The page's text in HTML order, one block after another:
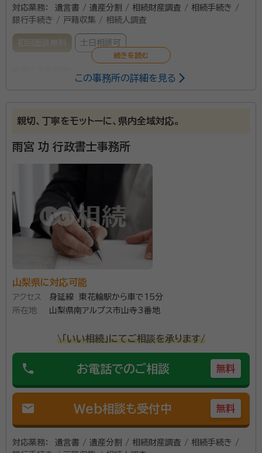
対応業務：
遺言書 / 遺産分割 / 相続財産調査 / 相続手続き /
銀行手続き / 戸籍収集 / 相続人調査
初回面談無料 土日相談可
「相続って週刊誌等の特集で読んだことはあったが、実
際に自分で手続しなくてはならないとなると何をどうし
割協議書の作成等、行政書士が対応できる部分は弊所
にて書類作成をさせていただき、不動産の相続登記や
相続税の申告が発生する場合には、提携している司法書
士事務所や税理士事務所を責任をもってご紹介いたし
ます。まずはお気軽にお問い合わせください。
資格等： 行政書士
所属団体： 山梨県行政書士会
この事務所の詳細を見る
親切、丁寧をモットーに、県内全域対応。
雨宮 功 行政書士事務所
山梨県に対応可能
アクセス
身延線 東花輪駅から車で15分
所在地
山梨県南アルプス市山寺3番地
\「いい相続」にてご相談を承ります/
phone お電話でのご相談 無料
mail Web相談も受付中 無料
対応業務：
遺言書 / 遺産分割 / 相続財産調査 / 相続手続き /